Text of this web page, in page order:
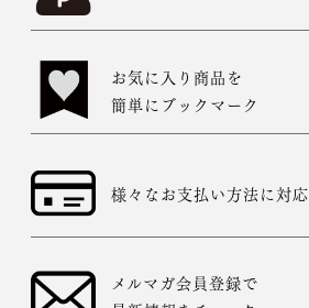
お気に入り商品を
簡単にブックマーク
様々なお支払い方法に対応
メルマガ会員登録で